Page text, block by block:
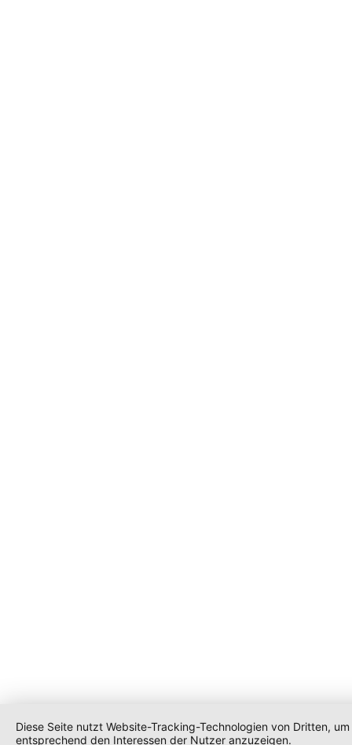
Diese Seite nutzt Website-Tracking-Technologien von Dritten,
entsprechend den Interessen der Nutzer anzuzeigen.